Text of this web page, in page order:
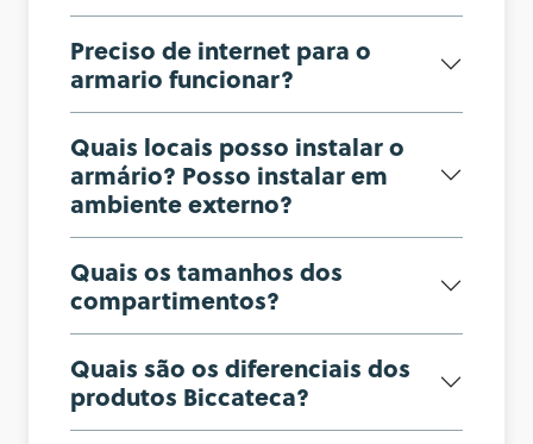
Preciso de internet para o
armario funcionar?
Quais locais posso instalar o
armário? Posso instalar em
ambiente externo?
Quais os tamanhos dos
compartimentos?
Quais são os diferenciais dos
produtos Biccateca?